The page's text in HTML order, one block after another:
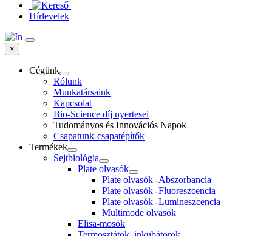
Hírlevelek
×
Cégünk
Rólunk
Munkatársaink
Kapcsolat
Bio-Science díj nyertesei
Tudományos és Innovációs Napok
Csapatunk-csapatépítők
Termékek
Sejtbiológia
Plate olvasók
Plate olvasók -Abszorbancia
Plate olvasók -Fluoreszcencia
Plate olvasók -Lumineszcencia
Multimode olvasók
Elisa-mosók